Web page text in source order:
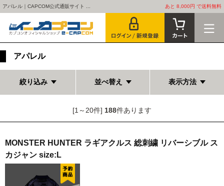
アパレル｜CAPCOM公式通販サイト ... あと 8,000円 で送料無料
アパレル
絞り込み 並べ替え 表示方法
[1～20件] 188件あります
MONSTER HUNTER ラギアクルス 総刺繍 リバーシブル ス
カジャン size:L